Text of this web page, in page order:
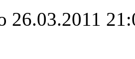
26.03.2011